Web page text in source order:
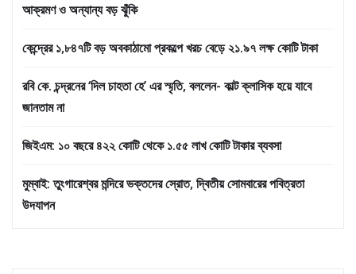
আক্রমণ ও অন্যান্য বড় ঝুঁকি
কেন্দ্রের ১,৮৪৭টি বড় অবকাঠামো প্রকল্পে খরচ বেড়ে ২১.৯৭ লক্ষ কোটি টাকা
রবি কে. চন্দ্রনের ‘দিল চাহতা হে’ এর স্মৃতি, বললেন- কাল্ট ক্লাসিক হয়ে যাবে
জানতাম না
জিইএম: ১০ বছরে ৪২২ কোটি থেকে ১.৫৫ লাখ কোটি টাকার ব্যবসা
মুম্বাই: তুংগারেশ্বর মন্দিরে ভক্তদের স্রোত, দ্বিতীয় সোমবারের পবিত্রতা
উদযাপন